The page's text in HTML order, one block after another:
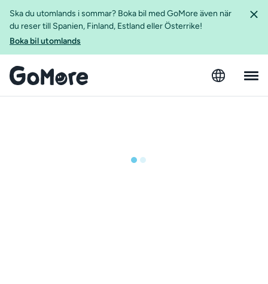
Ska du utomlands i sommar? Boka bil med GoMore även när
du reser till Spanien, Finland, Estland eller Österrike!
Boka bil utomlands